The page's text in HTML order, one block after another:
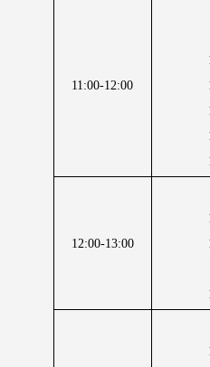
11:00-12:00
12:00-13:00